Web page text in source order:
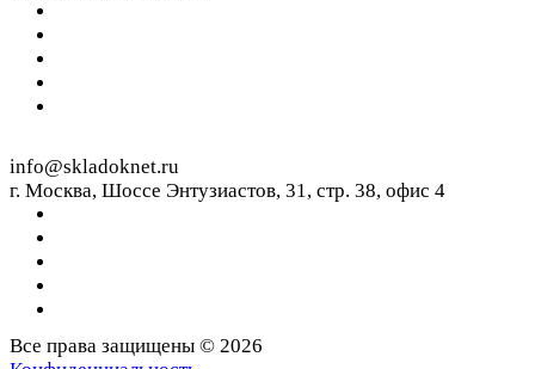
info@skladoknet.ru
г. Москва, Шоссе Энтузиастов, 31, стр. 38, офис 4
Все права защищены © 2026